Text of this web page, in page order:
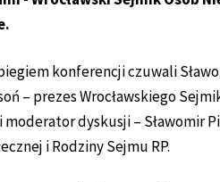
konferencji czuwali
– prezes Wrocławskiego
moderator dyskusji – Sławomir
i Rodziny Sejmu RP.